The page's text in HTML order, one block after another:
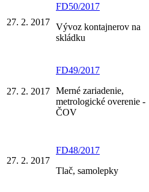
27. 2. 2017
FD50/2017
Vývoz kontajnerov na
skládku
27. 2. 2017
FD49/2017
Merné zariadenie,
metrologické overenie -
ČOV
27. 2. 2017
FD48/2017
Tlač, samolepky